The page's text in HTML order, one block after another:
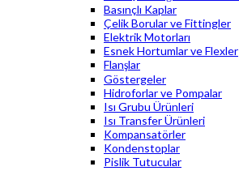
Basınçlı Kaplar
Çelik Borular ve Fittingler
Elektrik Motorları
Esnek Hortumlar ve Flexler
Flanşlar
Göstergeler
Hidroforlar ve Pompalar
Isı Grubu Ürünleri
Isı Transfer Ürünleri
Kompansatörler
Kondenstoplar
Pislik Tutucular